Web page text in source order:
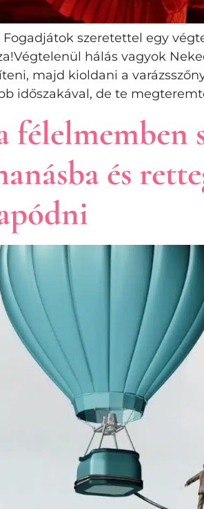
Fogadjátok szeretettel egy
hálás vagyok
majd kioldani a
időszakával, de te
félelmemben
és